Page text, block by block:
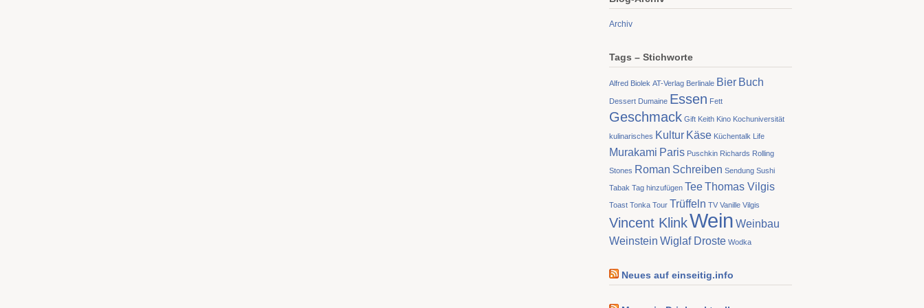
Archiv
Tags – Stichworte
Alfred Biolek AT-Verlag Berlinale Bier Buch
Dessert Dumaine Essen Fett
Geschmack Gift Keith Kino Kochuniversität
kulinarisches Kultur Käse Küchentalk Life
Murakami Paris Puschkin Richards Rolling
Stones Roman Schreiben Sendung Sushi
Tabak Tag hinzufügen TeeThomas Vilgis
Toast Tonka Tour Trüffeln TV Vanille Vilgis
Vincent KlinkWein Weinbau
Weinstein Wiglaf Droste Wodka
Neues auf einseitig.info